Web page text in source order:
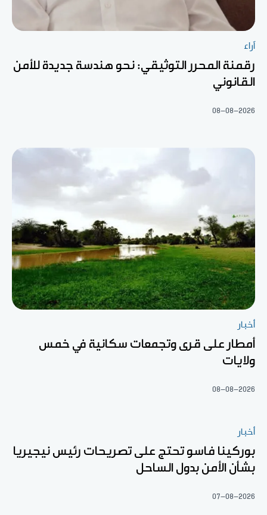
آراء
رقمنة المحرر التوثيقي: نحو هندسة جديدة للأمن
القانوني
08-08-2026
أخبار
أمطار على قرى وتجمعات سكانية في خمس
ولايات
08-08-2026
أخبار
بوركينا فاسو تحتج على تصريحات رئيس نيجيريا
بشأن الأمن بدول الساحل
07-08-2026